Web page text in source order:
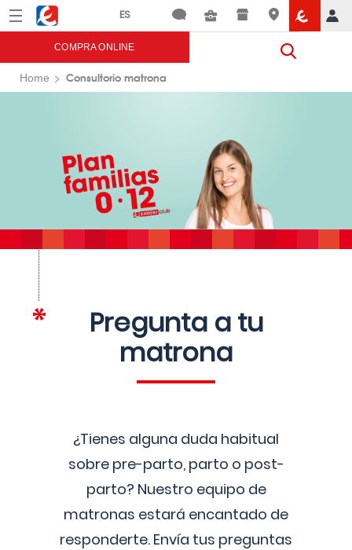
Menú Eroski
COMPRA ONLINE
Home Consultorio matrona
Pregunta a tu
matrona
¿Tienes alguna duda habitual
sobre pre-parto, parto o post-
parto? Nuestro equipo de
matronas estará encantado de
responderte. Envía tus preguntas